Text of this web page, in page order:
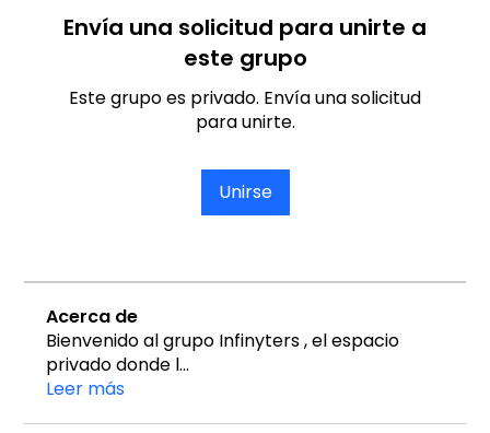
Envía una solicitud para unirte a
este grupo
Este grupo es privado. Envía una solicitud
para unirte.
Unirse
Acerca de
Bienvenido al grupo Infinyters , el espacio
privado donde l...
Leer más